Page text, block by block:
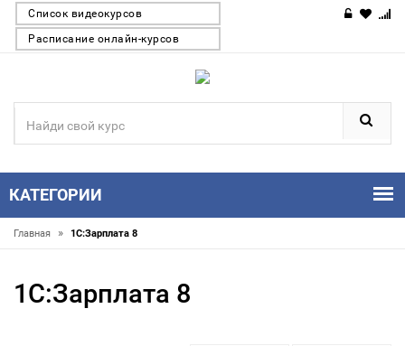
Список видеокурсов
Расписание онлайн-курсов
КАТЕГОРИИ
Главная » 1С:Зарплата 8
1С:Зарплата 8